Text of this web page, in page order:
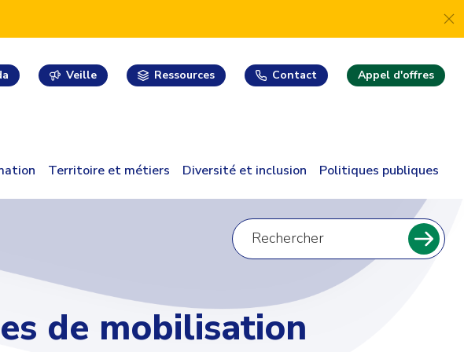
Veille Ressources Contact Appel d'offres
Territoire et métiers Diversité et inclusion Politiques publiques
Recherche
pour
de mobilisation